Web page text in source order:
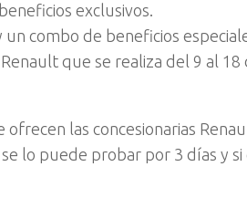
exclusivos.
combo de beneficios
que se realiza del 9 al 18
las concesionarias
lo puede probar por 3 dí­as y